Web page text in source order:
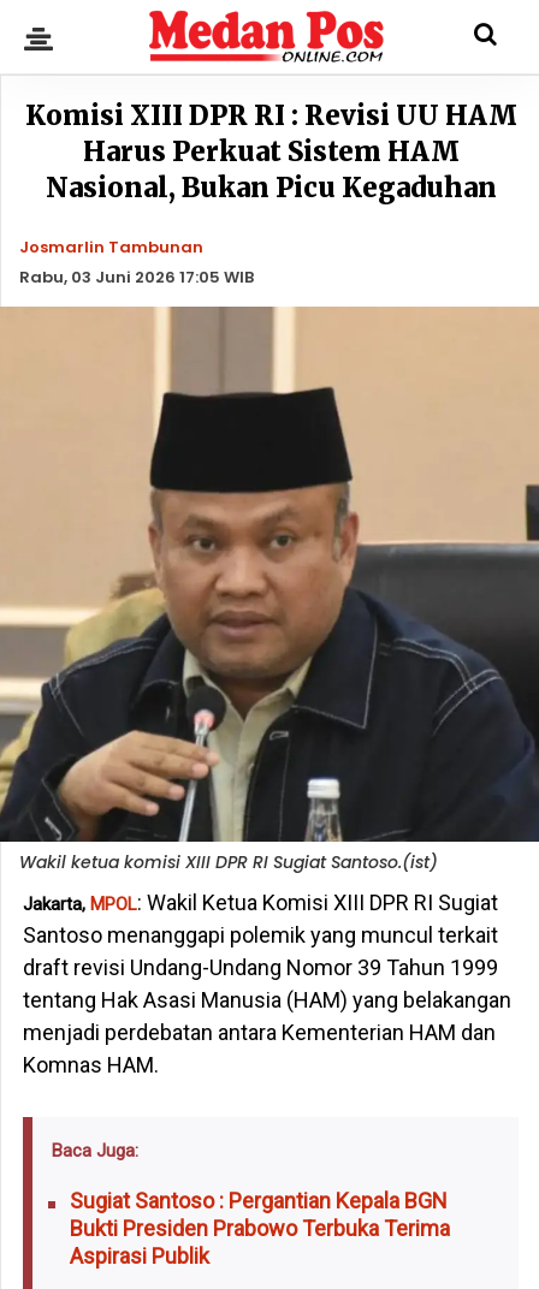
Komisi XIII DPR RI : Revisi UU HAM
Harus Perkuat Sistem HAM
Nasional, Bukan Picu Kegaduhan
Josmarlin Tambunan
Rabu, 03 Juni 2026 17:05 WIB
Wakil ketua komisi XIII DPR RI Sugiat Santoso.(ist)
Jakarta, MPOL: Wakil Ketua Komisi XIII DPR RI Sugiat
Santoso menanggapi polemik yang muncul terkait
draft revisi Undang-Undang Nomor 39 Tahun 1999
tentang Hak Asasi Manusia (HAM) yang belakangan
menjadi perdebatan antara Kementerian HAM dan
Komnas HAM.
Baca Juga:
Sugiat Santoso : Pergantian Kepala BGN
Bukti Presiden Prabowo Terbuka Terima
Aspirasi Publik